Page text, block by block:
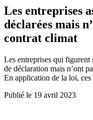
Les entreprises
déclarées mais
contrat climat
Les entreprises qui figurent
de déclaration mais n’ont
En application de la loi, ces
Publié le 19 avril 2023